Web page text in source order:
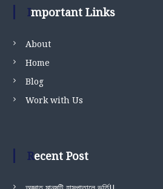
Important Links
About
Home
Blog
Work with Us
Recent Post